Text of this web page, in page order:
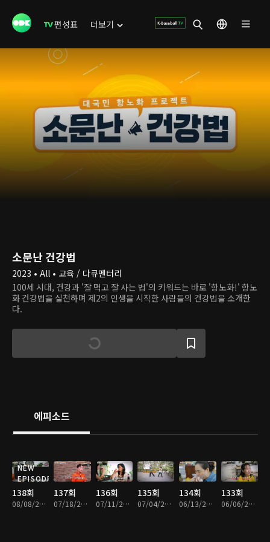
편성표 더보기
소문난 건강법
2023 • All • 교육 / 다큐멘터리
100세 시대, 건강과 '잘 먹고 잘 사는 법'의 키워드는 바로 '항노화!' 항노
화 건강법을 실천하며 제2의 인생을 시작한 사람들의 건강법을 소개한
다.
에피소드
NEW
EPISODE
138회
08/08/2026 • 57분
137회
07/18/2026 • 57분
136회
07/11/2026 • 57분
135회
07/04/2026 • 57분
134회
06/13/2026 • 57분
133회
06/06/2026 • 57분